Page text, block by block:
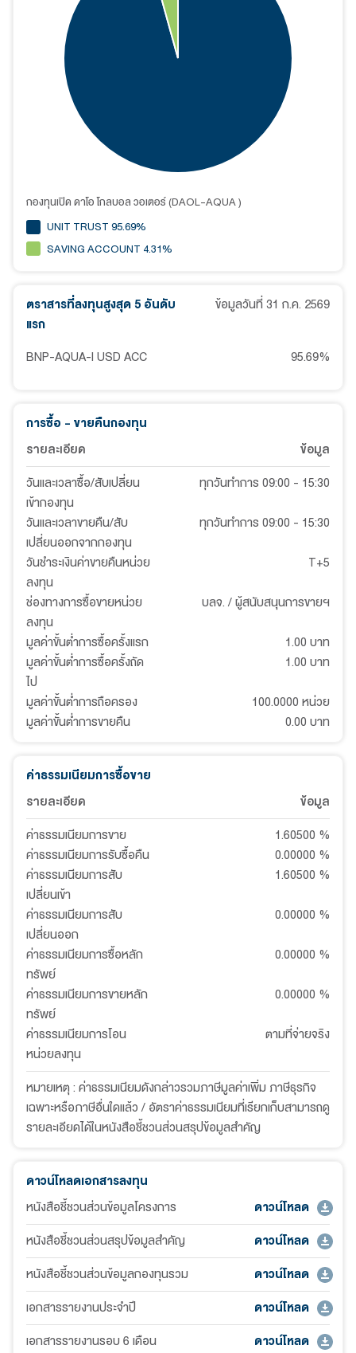
กองทุนเปิด ดาโอ โกลบอล วอเตอร์ (DAOL-AQUA )
UNIT TRUST 95.69%
SAVING ACCOUNT 4.31%
ตราสารที่ลงทุนสูงสุด 5 อันดับ
แรก
ข้อมูลวันที่ 31 ก.ค. 2569
BNP-AQUA-I USD ACC 95.69%
การซื้อ - ขายคืนกองทุน
รายละเอียด
ข้อมูล
วันและเวลาซื้อ/สับเปลี่ยน
เข้ากองทุน
ทุกวันทำการ 09:00 - 15:30
วันและเวลาขายคืน/สับ
เปลี่ยนออกจากกองทุน
ทุกวันทำการ 09:00 - 15:30
วันชำระเงินค่าขายคืนหน่วย
ลงทุน
T+5
ช่องทางการซื้อขายหน่วย
ลงทุน
บลจ. / ผู้สนับสนุนการขายฯ
มูลค่าขั้นต่ำการซื้อครั้งแรก
1.00 บาท
มูลค่าขั้นต่ำการซื้อครั้งถัด
ไป
1.00 บาท
มูลค่าขั้นต่ำการถือครอง
100.0000 หน่วย
มูลค่าขั้นต่ำการขายคืน
0.00 บาท
ค่าธรรมเนียมการซื้อขาย
รายละเอียด
ข้อมูล
ค่าธรรมเนียมการขาย
1.60500 %
ค่าธรรมเนียมการรับซื้อคืน
0.00000 %
ค่าธรรมเนียมการสับ
เปลี่ยนเข้า
1.60500 %
ค่าธรรมเนียมการสับ
เปลี่ยนออก
0.00000 %
ค่าธรรมเนียมการซื้อหลัก
ทรัพย์
0.00000 %
ค่าธรรมเนียมการขายหลัก
ทรัพย์
0.00000 %
ค่าธรรมเนียมการโอน
หน่วยลงทุน
ตามที่จ่ายจริง
หมายเหตุ : ค่าธรรมเนียมดังกล่าวรวมภาษีมูลค่าเพิ่ม ภาษีธุรกิจ
เฉพาะหรือภาษีอื่นใดแล้ว / อัตราค่าธรรมเนียมที่เรียกเก็บสามารถดู
รายละเอียดได้ในหนังสือชี้ชวนส่วนสรุปข้อมูลสำคัญ
ดาวน์โหลดเอกสารลงทุน
หนังสือชี้ชวนส่วนข้อมูลโครงการ
ดาวน์โหลด
หนังสือชี้ชวนส่วนสรุปข้อมูลสำคัญ
ดาวน์โหลด
หนังสือชี้ชวนส่วนข้อมูลกองทุนรวม
ดาวน์โหลด
เอกสารรายงานประจำปี
ดาวน์โหลด
เอกสารรายงานรอบ 6 เดือน
ดาวน์โหลด